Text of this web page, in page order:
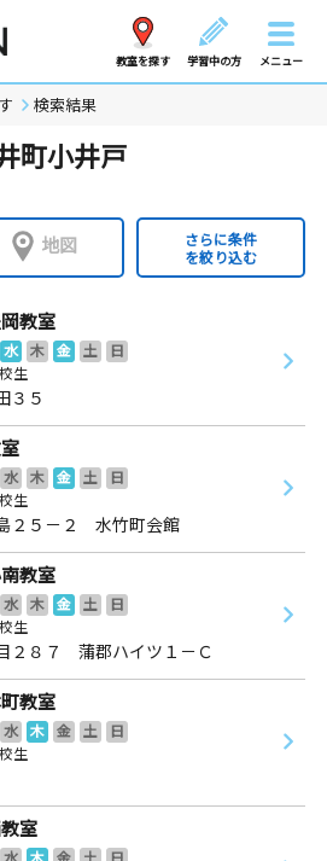
教室を探す 学習中の方 メニュー
検索結果
町小井戸
地図
さらに条件
を絞り込む
教室
水 木 金 土
日
生
３５
水 木 金 土
日
生
２５－２ 水竹町会館
教室
水 木 金 土
日
生
２８７ 蒲郡ハイツ１－Ｃ
教室
水 木 金 土
日
生
室
水 木 金 土
日